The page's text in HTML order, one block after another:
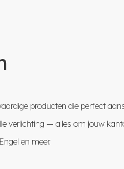
producten die perfect
verlichting — alles om jouw
en meer.